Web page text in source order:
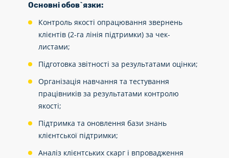
Основні обов`язки:
Контроль якості опрацювання звернень
клієнтів (2-га лінія підтримки) за чек-
листами;
Підготовка звітності за результатами оцінки;
Організація навчання та тестування
працівників за результатами контролю
якості;
Підтримка та оновлення бази знань
клієнтської підтримки;
Аналіз клієнтських скарг і впровадження